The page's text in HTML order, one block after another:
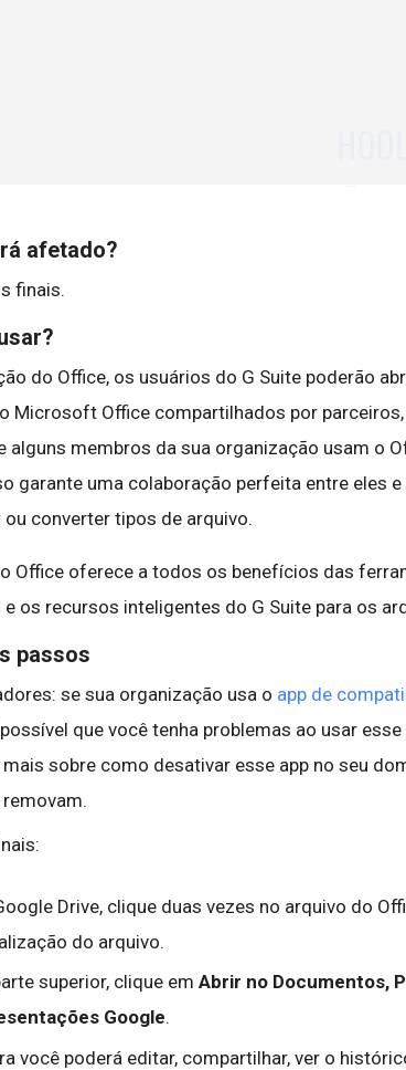
afetado?
finais.
do Office, os usuários do G Suite poderão
Microsoft Office compartilhados por
alguns membros da sua organização usam o
garante uma colaboração perfeita entre eles
converter tipos de arquivo.
Office oferece a todos os benefícios das
os recursos inteligentes do G Suite para os
passos
se sua organização usa o app de
possível que você tenha problemas ao usar
mais sobre como desativar esse app no seu
Drive, clique duas vezes no arquivo do
do arquivo.
superior, clique em Abrir no Documentos,
Google.
você poderá editar, compartilhar, ver o